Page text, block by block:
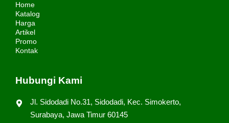
Home
Katalog
Harga
Artikel
Promo
Kontak
Hubungi Kami
Jl. Sidodadi No.31, Sidodadi, Kec. Simokerto,
Surabaya, Jawa Timur 60145